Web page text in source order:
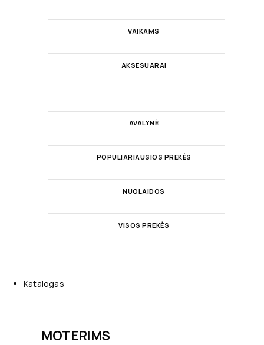
VAIKAMS
AKSESUARAI
AVALYNĖ
POPULIARIAUSIOS PREKĖS
NUOLAIDOS
VISOS PREKĖS
Katalogas
MOTERIMS